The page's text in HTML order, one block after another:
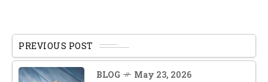
PREVIOUS POST
BLOG May 23, 2026